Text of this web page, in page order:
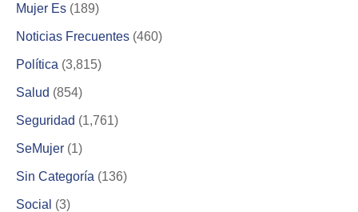
Mujer Es (189)
Noticias Frecuentes (460)
Política (3,815)
Salud (854)
Seguridad (1,761)
SeMujer (1)
Sin Categoría (136)
Social (3)